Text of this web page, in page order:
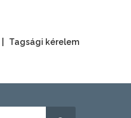
Tagsági kérelem